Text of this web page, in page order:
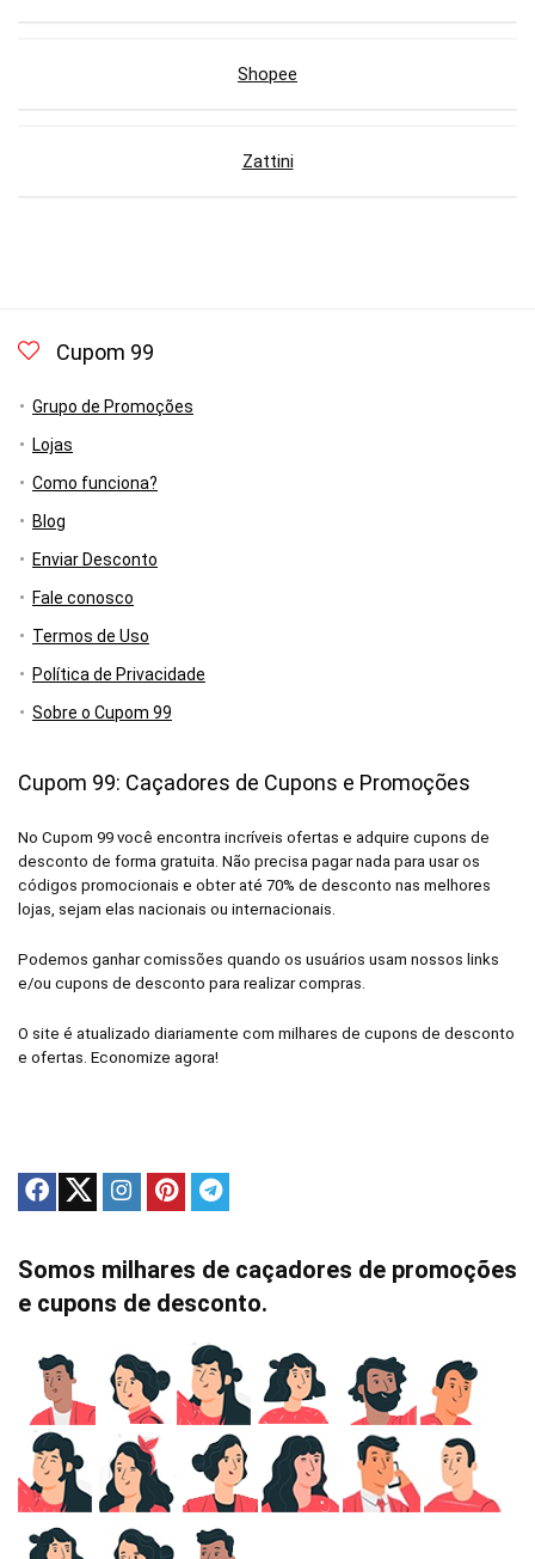
Shopee
Zattini
Cupom 99
Grupo de Promoções
Lojas
Como funciona?
Blog
Enviar Desconto
Fale conosco
Termos de Uso
Política de Privacidade
Sobre o Cupom 99
Cupom 99: Caçadores de Cupons e Promoções
No Cupom 99 você encontra incríveis ofertas e adquire cupons de
desconto de forma gratuita. Não precisa pagar nada para usar os
códigos promocionais e obter até 70% de desconto nas melhores
lojas, sejam elas nacionais ou internacionais.
Podemos ganhar comissões quando os usuários usam nossos links
e/ou cupons de desconto para realizar compras.
O site é atualizado diariamente com milhares de cupons de desconto
e ofertas. Economize agora!
Somos milhares de caçadores de promoções
e cupons de desconto.